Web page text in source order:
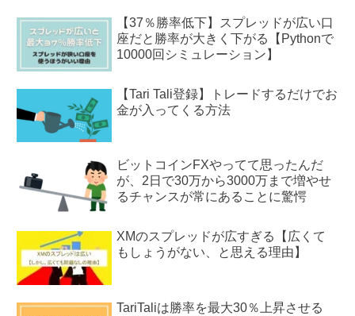
【37％勝率低下】スプレッドが広い口
座だと勝率が大きく下がる【Pythonで
10000回シミュレーション】
【Tari Tali登録】トレードするだけでお
金が入ってくる方法
ビットコインFXやってて思ったんだ
が、2日で30万から3000万まで増やせ
るチャンスが常にあることに驚愕
XMのスプレッドが広すぎる【広くて
もしょうがない、と思える理由】
TariTaliは勝率を最大30％上昇させる